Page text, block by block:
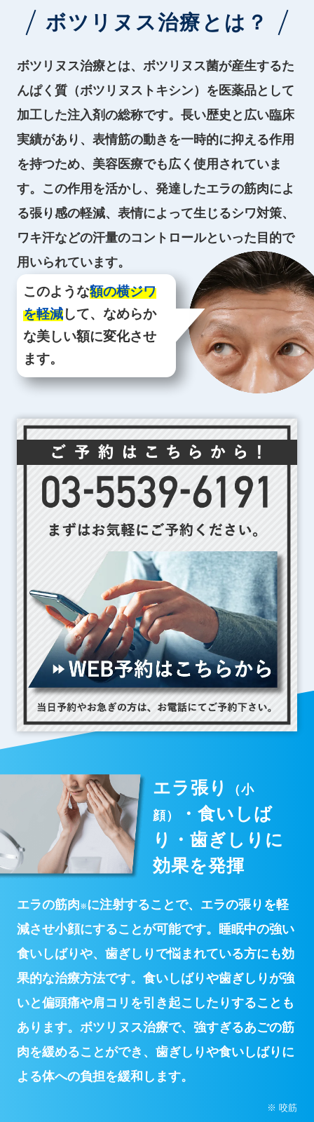
ボツリヌス治療とは？
ボツリヌス治療とは、ボツリヌス菌が産生するた
んぱく質（ボツリヌストキシン）を医薬品として
加工した注入剤の総称です。長い歴史と広い臨床
実績があり、表情筋の動きを一時的に抑える作用
を持つため、美容医療でも広く使用されていま
す。この作用を活かし、発達したエラの筋肉によ
る張り感の軽減、表情によって生じるシワ対策、
ワキ汗などの汗量のコントロールといった目的で
用いられています。
このような額の横ジワ
を軽減して、なめらか
な美しい額に変化させ
ます。
エラ張り
（小
顔）
・食いしば
り・歯ぎしりに
効果を発揮
エラの筋肉※に注射することで、エラの張りを軽
減させ小顔にすることが可能です。睡眠中の強い
食いしばりや、歯ぎしりで悩まれている方にも効
果的な治療方法です。食いしばりや歯ぎしりが強
いと偏頭痛や肩コリを引き起こしたりすることも
あります。ボツリヌス治療で、強すぎるあごの筋
肉を緩めることができ、歯ぎしりや食いしばりに
よる体への負担を緩和します。
※ 咬筋